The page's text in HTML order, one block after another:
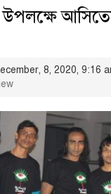
উপলক্ষে
8, 2020, 9:16